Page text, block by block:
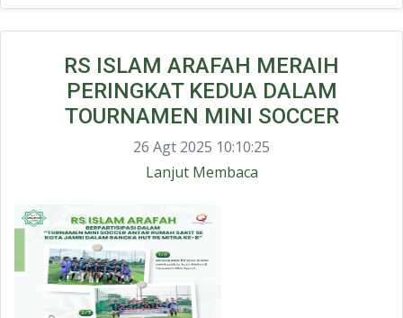
RS ISLAM ARAFAH MERAIH
PERINGKAT KEDUA DALAM
TOURNAMEN MINI SOCCER
26 Agt 2025 10:10:25
Lanjut Membaca